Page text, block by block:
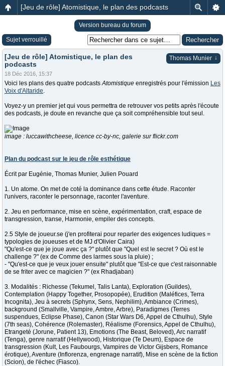
[Jeu de rôle] Atomistique, le plan des podcasts
Version bureau du forum
Sujet verrouillé
Thomas Munier ↓
[Jeu de rôle] Atomistique, le plan des
podcasts
18 Déc 2016, 15:37
Voici les plans des quatre podcastsAtomistique enregistrés pour l'émission Les
Voix d'Altaride.
Voyez-y un premier jet qui vous permettra de retrouver vos petits après l'écoute
des podcasts, je doute en revanche que ça soit compréhensible tout seul.
image : luccawithcheese, licence cc-by-nc, galerie sur flickr.com
Plan du podcast sur le jeu de rôle esthétique
Écrit par Eugénie, Thomas Munier, Julien Pouard
1. Un atome. On met de coté la dominance dans cette étude. Raconter
l'univers, raconter le personnage, raconter l'aventure.
2. Jeu en performance, mise en scène, expérimentation, craft, espace de
transgression, transe, Harmonie, empiler des concepts.
2.5 Style de joueur.se (j'en profiterai pour reparler des exigences ludiques =
typologies de joueuses et de MJ d'Olivier Caira)
"Qu'est-ce que je joue avec ça ?" plutôt que "Quel est le secret ? Où est le
challenge ?" (ex de Comme des larmes sous la pluie) ;
- "Qu'est-ce que je veux jouer ensuite" plutôt que "Est-ce que c'est raisonnable
de se friter avec ce magicien ?" (ex Rhadjaban)
3. Modalités : Richesse (Tekumel, Talis Lanta), Exploration (Guildes),
Contemplation (Happy Together, Prosopopée), Erudition (Maléfices, Terra
Incognita), Jeu à secrets (Sphynx, Sens, Nephilim), Ambiance (Crimes),
background (Smallville, Vampire, Ambre, Arbre), Paradigmes (Terres
suspendues, Eclipse Phase), Canon (Star Wars D6, Appel de Cthulhu), Style
(7th seas), Cohérence (Rolemaster), Réalisme (Forensics, Appel de Cthulhu),
Etrangeté (Jorune, Patient 13), Emotions (The Beast, Beloved), Arc narratif
(Tenga), genre narratif (Hellywood), Historique (Te Deum), Espace de
transgression (Kult, Les Faubourgs, Vampires de Victor Gijsbers, Romance
érotique), Aventure (Inflorenza, engrenage narratif), Mise en scène de la fiction
(Scion), de l'échec (Fiasco).